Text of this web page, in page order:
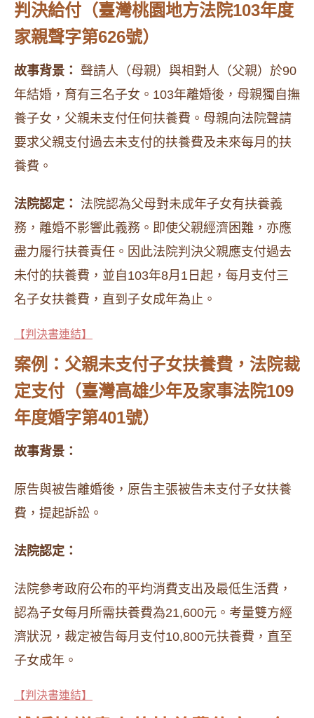
判決給付（臺灣桃園地方法院103年度
家親聲字第626號）
故事背景：
聲請人（母親）與相對人（父親）於90
年結婚，育有三名子女。​103年離婚後，母親獨自撫
養子女，父親未支付任何扶養費。​母親向法院聲請
要求父親支付過去未支付的扶養費及未來每月的扶
養費。
法院認定：
法院認為父母對未成年子女有扶養義
務，離婚不影響此義務。​即使父親經濟困難，亦應
盡力履行扶養責任。​因此法院判決父親應支付過去
未付的扶養費，並自103年8月1日起，每月支付三
名子女扶養費，直到子女成年為止。
【判決書連結】
案例：父親未支付子女扶養費，法院裁
定支付（臺灣高雄少年及家事法院109
年度婚字第401號）
故事背景：
原告與被告離婚後，原告主張被告未支付子女扶養
費，提起訴訟。​
法院認定：
法院參考政府公布的平均消費支出及最低生活費，
認為子女每月所需扶養費為21,600元。考量雙方經
濟狀況，裁定被告每月支付10,800元扶養費，直至
子女成年。
【判決書連結】